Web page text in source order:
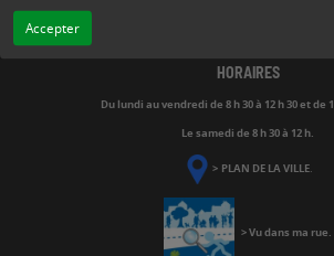
Accepter
HORAIRES
Du lundi au vendredi de 8 h 30 à 12 h 30 et de
Le samedi de 8 h 30 à 12 h.
> PLAN DE LA VILLE.
>Vu dans ma rue.